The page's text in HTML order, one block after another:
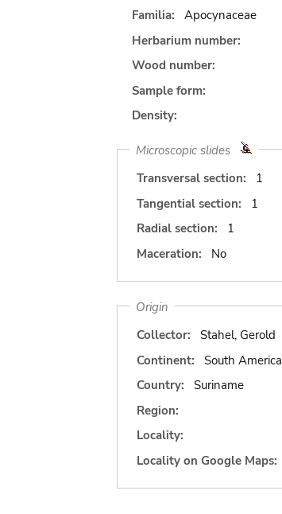
Familia:
Apocynaceae
Herbarium number:
Wood number:
Sample form:
Density:
Microscopic slides
Transversal section:
1
Tangential section:
1
Radial section:
1
Maceration:
No
Origin
Collector:
Stahel, Gerold
Continent:
South America
Country:
Suriname
Region:
Locality:
Locality on Google Maps: